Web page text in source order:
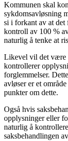
Kommunen skal
sykdomsavløsning
si i forkant av at det
kontroll av 100 %
naturlig å tenke at
Likevel vil det være
kontrollerer
forglemmelser.
avløser er et
punkter om dette.
Også hvis
opplysninger eller
naturlig å
saksbehandlingen